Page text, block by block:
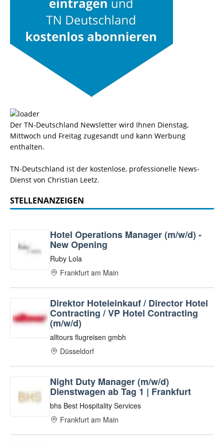
Der TN-Deutschland Newsletter wird Ihnen Dienstag,
Mittwoch und Freitag zugesandt und kann Werbung
enthalten.
TN-Deutschland ist der kostenlose, professionelle News-
Dienst von Christian Leetz.
STELLENANZEIGEN